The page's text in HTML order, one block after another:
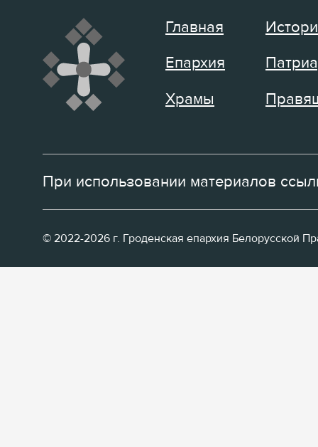
Главная
Епархия
Храмы
При использовании материалов
© 2022-2026 г. Гроденская епархия Белорусской